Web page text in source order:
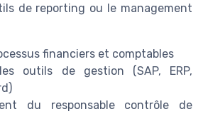
de reporting ou le management
financiers et comptables
outils de gestion (SAP, ERP,
du responsable contrôle de